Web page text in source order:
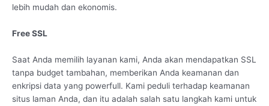
lebih mudah dan ekonomis.
Free SSL
Saat Anda memilih layanan kami, Anda akan mendapatkan SSL
tanpa budget tambahan, memberikan Anda keamanan dan
enkripsi data yang powerfull. Kami peduli terhadap keamanan
situs laman Anda, dan itu adalah salah satu langkah kami untuk